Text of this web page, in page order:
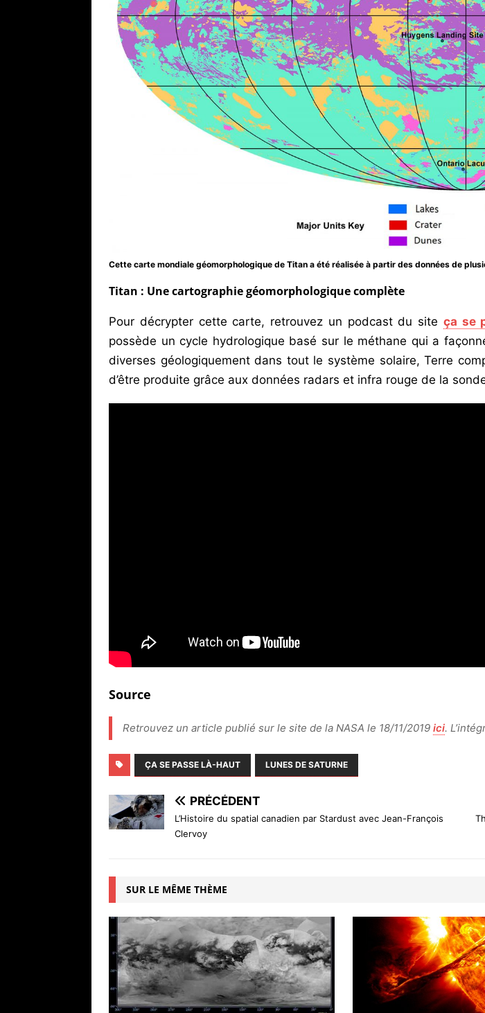
Cette carte mondiale géomorphologique de Titan a été réalisée à partir des données de
Titan : Une cartographie géomorphologique complète
Pour décrypter cette carte, retrouvez un podcast du site ça se
possède un cycle hydrologique basé sur le méthane qui a
diverses géologiquement dans tout le système solaire, Terre
d’être produite grâce aux données radars et infra rouge de la
Source
Retrouvez un article publié sur le site de la NASA le 18/11/2019 ici.
ÇA SE PASSE LÀ-HAUT LUNES DE SATURNE
PRÉCÉDENT
L’Histoire du spatial canadien par Stardust avec Jean-François
Clervoy
SUR LE MÊME THÈME